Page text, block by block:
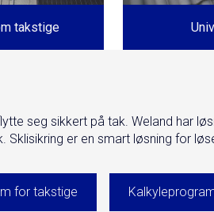
takstige
seg sikkert på tak. Weland har
er en smart løsning for
for takstige